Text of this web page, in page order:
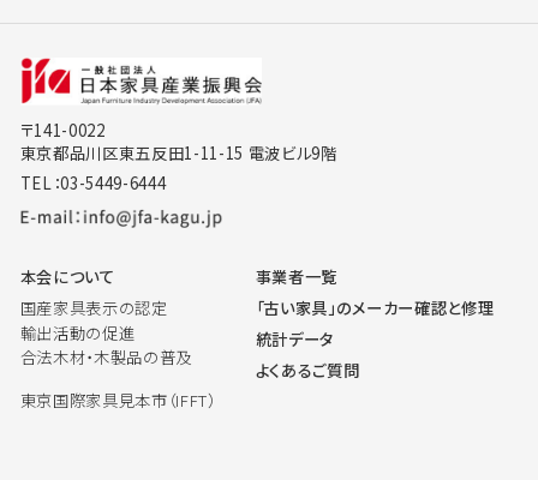
〒141-0022
東京都品川区東五反田1-11-15 電波ビル9階
TEL：03-5449-6444
本会について
国産家具表示の認定
輸出活動の促進
合法木材・木製品の普及
東京国際家具見本市（IFFT）
事業者一覧
「古い家具」のメーカー確認と修理
統計データ
よくあるご質問